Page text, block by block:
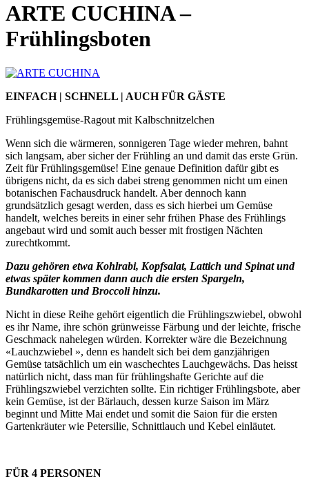
ARTE CUCHINA –
Frühlingsboten
EINFACH | SCHNELL | AUCH FÜR GÄSTE
Frühlingsgemüse-Ragout mit Kalbschnitzelchen
Wenn sich die wärmeren, sonnigeren Tage wieder mehren, bahnt
sich langsam, aber sicher der Frühling an und damit das erste Grün.
Zeit für Frühlingsgemüse! Eine genaue Definition dafür gibt es
übrigens nicht, da es sich dabei streng genommen nicht um einen
botanischen Fachausdruck handelt. Aber dennoch kann
grundsätzlich gesagt werden, dass es sich hierbei um Gemüse
handelt, welches bereits in einer sehr frühen Phase des Frühlings
angebaut wird und somit auch besser mit frostigen Nächten
zurechtkommt.
Dazu gehören etwa Kohlrabi, Kopfsalat, Lattich und Spinat und
etwas später kommen dann auch die ersten Spargeln,
Bundkarotten und Broccoli hinzu.
Nicht in diese Reihe gehört eigentlich die Frühlingszwiebel, obwohl
es ihr Name, ihre schön grünweisse Färbung und der leichte, frische
Geschmack nahelegen würden. Korrekter wäre die Bezeichnung
«Lauchzwiebel », denn es handelt sich bei dem ganzjährigen
Gemüse tatsächlich um ein waschechtes Lauchgewächs. Das heisst
natürlich nicht, dass man für frühlingshafte Gerichte auf die
Frühlingszwiebel verzichten sollte. Ein richtiger Frühlingsbote, aber
kein Gemüse, ist der Bärlauch, dessen kurze Saison im März
beginnt und Mitte Mai endet und somit die Saion für die ersten
Gartenkräuter wie Petersilie, Schnittlauch und Kebel einläutet.
FÜR 4 PERSONEN